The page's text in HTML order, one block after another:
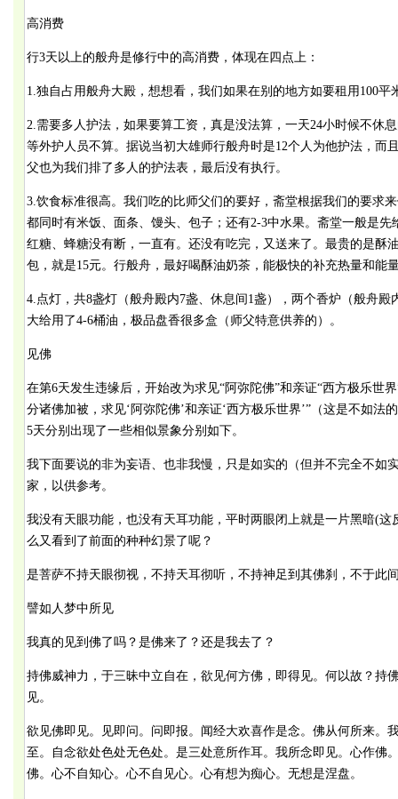
高消费
行3天以上的般舟是修行中的高消费，体现在四点上：
1.独自占用般舟大殿，想想看，我们如果在别的地方如要租用100平
2.需要多人护法，如果要算工资，真是没法算，一天24小时候不休
等外护人员不算。据说当初大雄师行般舟时是12个人为他护法，而
父也为我们排了多人的护法表，最后没有执行。
3.饮食标准很高。我们吃的比师父们的要好，斋堂根据我们的要求
都同时有米饭、面条、馒头、包子；还有2-3中水果。斋堂一般是
红糖、蜂糖没有断，一直有。还没有吃完，又送来了。最贵的是酥
包，就是15元。行般舟，最好喝酥油奶茶，能极快的补充热量和能
4.点灯，共8盏灯（般舟殿内7盏、休息间1盏），两个香炉（般舟殿
大给用了4-6桶油，极品盘香很多盒（师父特意供养的）。
见佛
在第6天发生违缘后，开始改为求见“阿弥陀佛”和亲证“西方极乐世
分诸佛加被，求见‘阿弥陀佛’和亲证‘西方极乐世界’”（这是不如法
5天分别出现了一些相似景象分别如下。
我下面要说的非为妄语、也非我慢，只是如实的（但并不完全不如
家，以供参考。
我没有天眼功能，也没有天耳功能，平时两眼闭上就是一片黑暗(
么又看到了前面的种种幻景了呢？
是菩萨不持天眼彻视，不持天耳彻听，不持神足到其佛刹，不于此
譬如人梦中所见
我真的见到佛了吗？是佛来了？还是我去了？
持佛威神力，于三昧中立自在，欲见何方佛，即得见。何以故？持
见。
欲见佛即见。见即问。问即报。闻经大欢喜作是念。佛从何所来。
至。自念欲处色处无色处。是三处意所作耳。我所念即见。心作佛
佛。心不自知心。心不自见心。心有想为痴心。无想是涅盘。